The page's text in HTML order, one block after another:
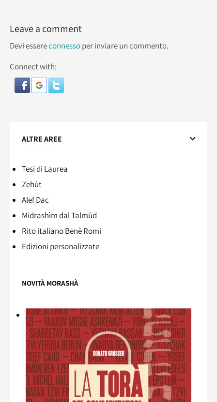
Leave a comment
Devi essereconnessoper inviare un commento.
Connect with:
ALTRE AREE
Tesi di Laurea
Zehùt
Alef Dac
Midrashìm dal Talmùd
Rito italiano Benè Romi​
Edizioni personalizzate
NOVITÀ MORASHÀ